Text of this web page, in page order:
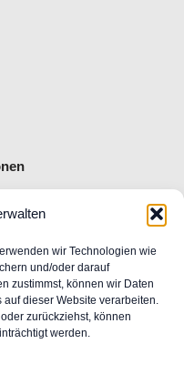
wir Technologien wie
und/oder darauf
zustimmst, können wir Daten
dieser Website verarbeiten.
zurückziehst, können
werden.
im Web